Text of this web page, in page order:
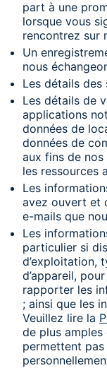
part à une
lorsque vous
rencontrez sur
Un
nous
Les détails des
Les détails de
applications
données de
données de
aux fins de
les ressources
Les
avez ouvert et
e-mails que
Les
particulier si
d’exploitation,
d’appareil,
rapporter les
; ainsi que les
Veuillez lire la
de plus
permettent